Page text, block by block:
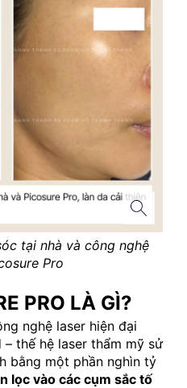
tại nhà và công nghệ
Pro
PRO LÀ GÌ?
nghệ laser hiện đại
thế hệ laser thẩm mỹ sử
bằng một phần nghìn tỷ
lọc vào các cụm sắc tố